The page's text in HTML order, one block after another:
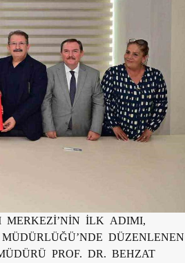
İLK ADIMI,
DÜZENLENEN
PROF. DR. BEHZAT